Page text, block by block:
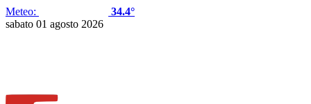
Meteo:
34.4°
sabato 01 agosto 2026